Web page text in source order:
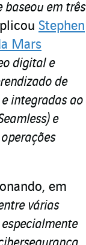
baseou em três
Stephen
Mars
digital e
de
integradas ao
e
em
várias